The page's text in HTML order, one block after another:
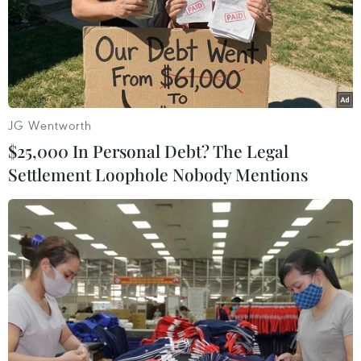
Kazakhstan
Thổ Nhĩ Kỳ
Theo dõi VietnamPlus
TIN LIÊN QUAN
JG Wentworth
$25,000 In Personal Debt? The Legal
Settlement Loophole Nobody Mentions